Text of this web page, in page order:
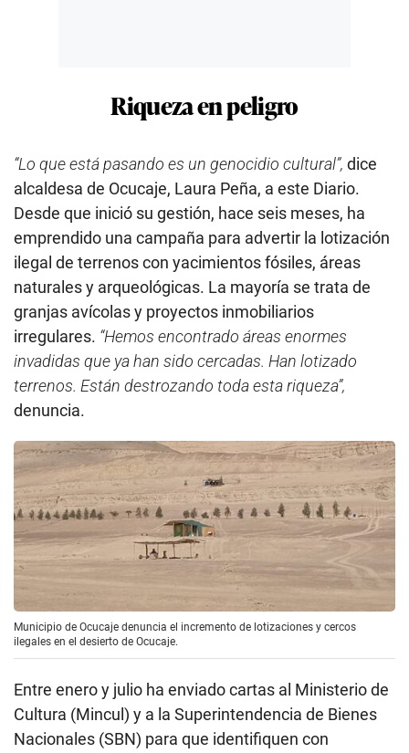
Riqueza en peligro
“Lo que está pasando es un genocidio cultural”, dice
alcaldesa de Ocucaje, Laura Peña, a este Diario.
Desde que inició su gestión, hace seis meses, ha
emprendido una campaña para advertir la lotización
ilegal de terrenos con yacimientos fósiles, áreas
naturales y arqueológicas. La mayoría se trata de
granjas avícolas y proyectos inmobiliarios
irregulares. “Hemos encontrado áreas enormes
invadidas que ya han sido cercadas. Han lotizado
terrenos. Están destrozando toda esta riqueza”,
denuncia.
Municipio de Ocucaje denuncia el incremento de lotizaciones y cercos
ilegales en el desierto de Ocucaje.
Entre enero y julio ha enviado cartas al Ministerio de
Cultura (Mincul) y a la Superintendencia de Bienes
Nacionales (SBN) para que identifiquen con